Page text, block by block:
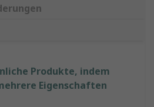
Produkte, indem
Eigenschaften